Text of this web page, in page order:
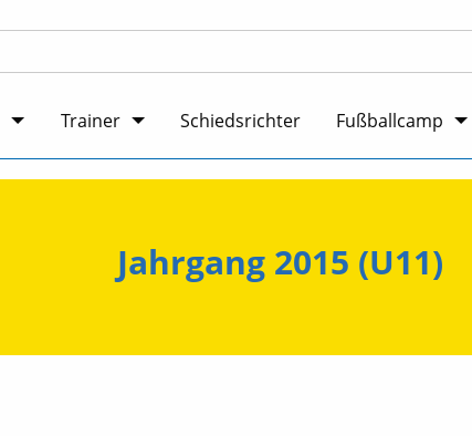
Trainer Schiedsrichter Fußballcamp
Jahrgang 2015 (U11)